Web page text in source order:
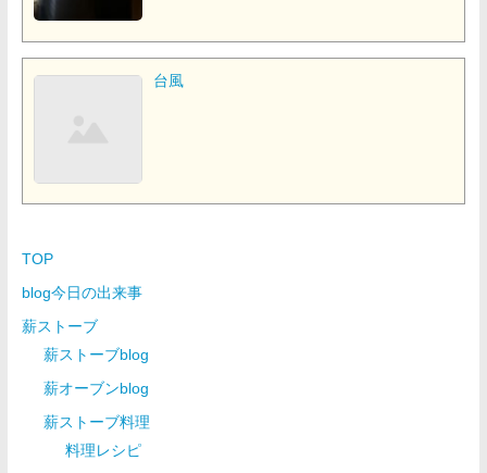
台風
TOP
blog今日の出来事
薪ストーブ
薪ストーブblog
薪オーブンblog
薪ストーブ料理
料理レシピ